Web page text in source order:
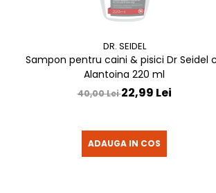
DR. SEIDEL
Sampon pentru caini & pisici Dr Seidel
Alantoina 220 ml
40,00 Lei22,99 Lei
ADAUGA IN COS